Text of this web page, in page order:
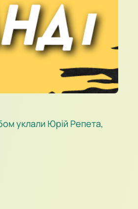
уклали Юрій Репета,